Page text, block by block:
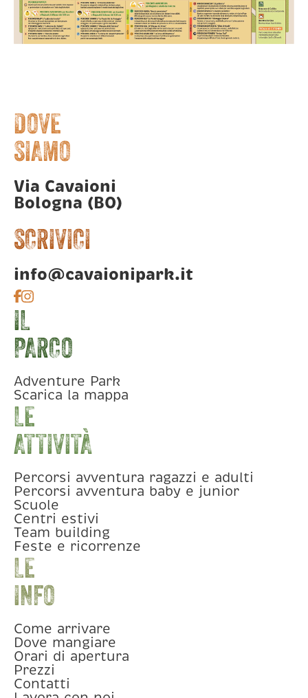
DOVE
SIAMO
Via Cavaioni
Bologna (BO)
SCRIVICI
info@cavaionipark.it
IL
PARCO
Adventure Park
Scarica la mappa
LE
ATTIVITÀ
Percorsi avventura ragazzi e adulti
Percorsi avventura baby e junior
Scuole
Centri estivi
Team building
Feste e ricorrenze
LE
INFO
Come arrivare
Dove mangiare
Orari di apertura
Prezzi
Contatti